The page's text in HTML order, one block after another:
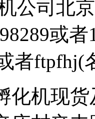
公司北
或
者
化机现